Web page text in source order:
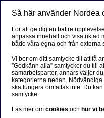
Så här använder Nordea
För att ge dig en bättre
anpassa innehåll och visa riktad
både våra egna och från externa
Vi ber om ditt samtycke till att få
”Godkänn alla” samtycker du till
samarbetsparter, annars väljer
kategorierna nedan.
ska fungera omfattas inte. Du
samtycke.
Läs mer omcookiesoch hur vi